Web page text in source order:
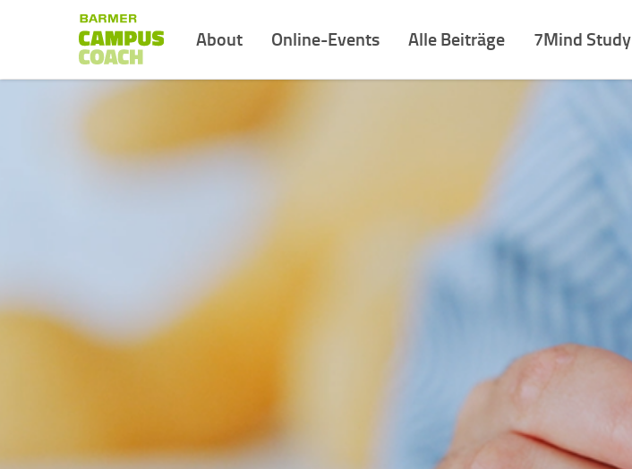
About Online-Events Alle Beiträge 7Mind Study